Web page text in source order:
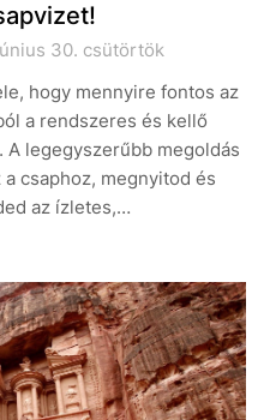
30. csütörtök
hogy mennyire fontos az
a rendszeres és kellő
legegyszerűbb megoldás
csaphoz, megnyitod és
az ízletes,…